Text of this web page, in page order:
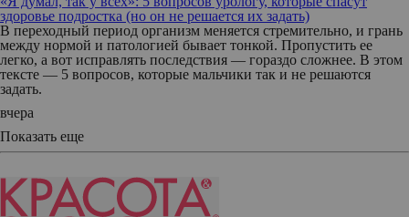
здоровье подростка (но он не решается их задать)
В переходный период организм меняется стремительно, и грань
между нормой и патологией бывает тонкой. Пропустить ее
легко, а вот исправлять последствия — гораздо сложнее. В этом
тексте — 5 вопросов, которые мальчики так и не решаются
задать.
вчера
Показать еще